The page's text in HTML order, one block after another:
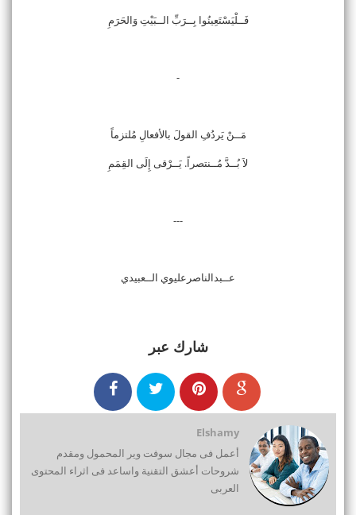
فَــلْيَسْتَعِينُوا بِــرَبِّ الــبَيْتِ وَالحَرَمِ
-
مَــنْ يَردُفِ القولَ بالأفعالِ مُلتزماً
لاَ بُــدَّ مُــنتصراً. يَــرْقى إِلَى القِمَمِ
---
عــبدالناصرعليوي الــعبيدي
شارك عبر
Elshamy
أعمل فى مجال سوفت وير المحمول ومقدم
شروحات أعشق التقنية واساعد فى اثراء المحتوى
العربى